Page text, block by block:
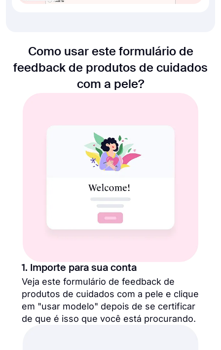
Como usar este formulário de
feedback de produtos de cuidados
com a pele?
1. Importe para sua conta
Veja este formulário de feedback de
produtos de cuidados com a pele e clique
em "usar modelo" depois de se certificar
de que é isso que você está procurando.